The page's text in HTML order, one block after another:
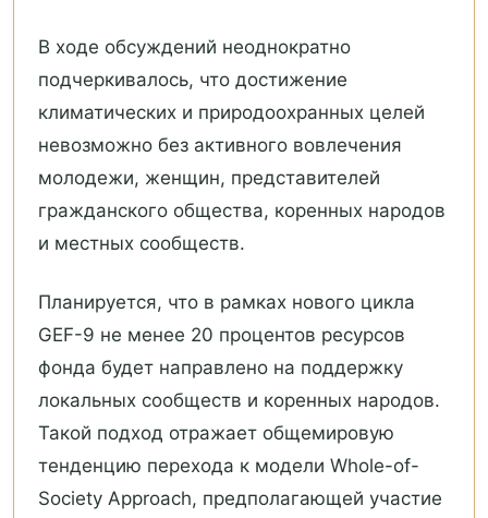
В ходе обсуждений неоднократно
подчеркивалось, что достижение
климатических и природоохранных целей
невозможно без активного вовлечения
молодежи, женщин, представителей
гражданского общества, коренных народов
и местных сообществ.
Планируется, что в рамках нового цикла
GEF-9 не менее 20 процентов ресурсов
фонда будет направлено на поддержку
локальных сообществ и коренных народов.
Такой подход отражает общемировую
тенденцию перехода к модели Whole-of-
Society Approach, предполагающей участие